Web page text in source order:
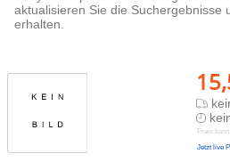
aktualisieren Sie die Suchergebnisse
erhalten.
Preis
Jetzt live